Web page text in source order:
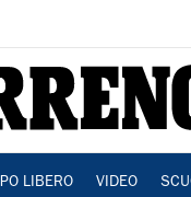
LIBERO VIDEO